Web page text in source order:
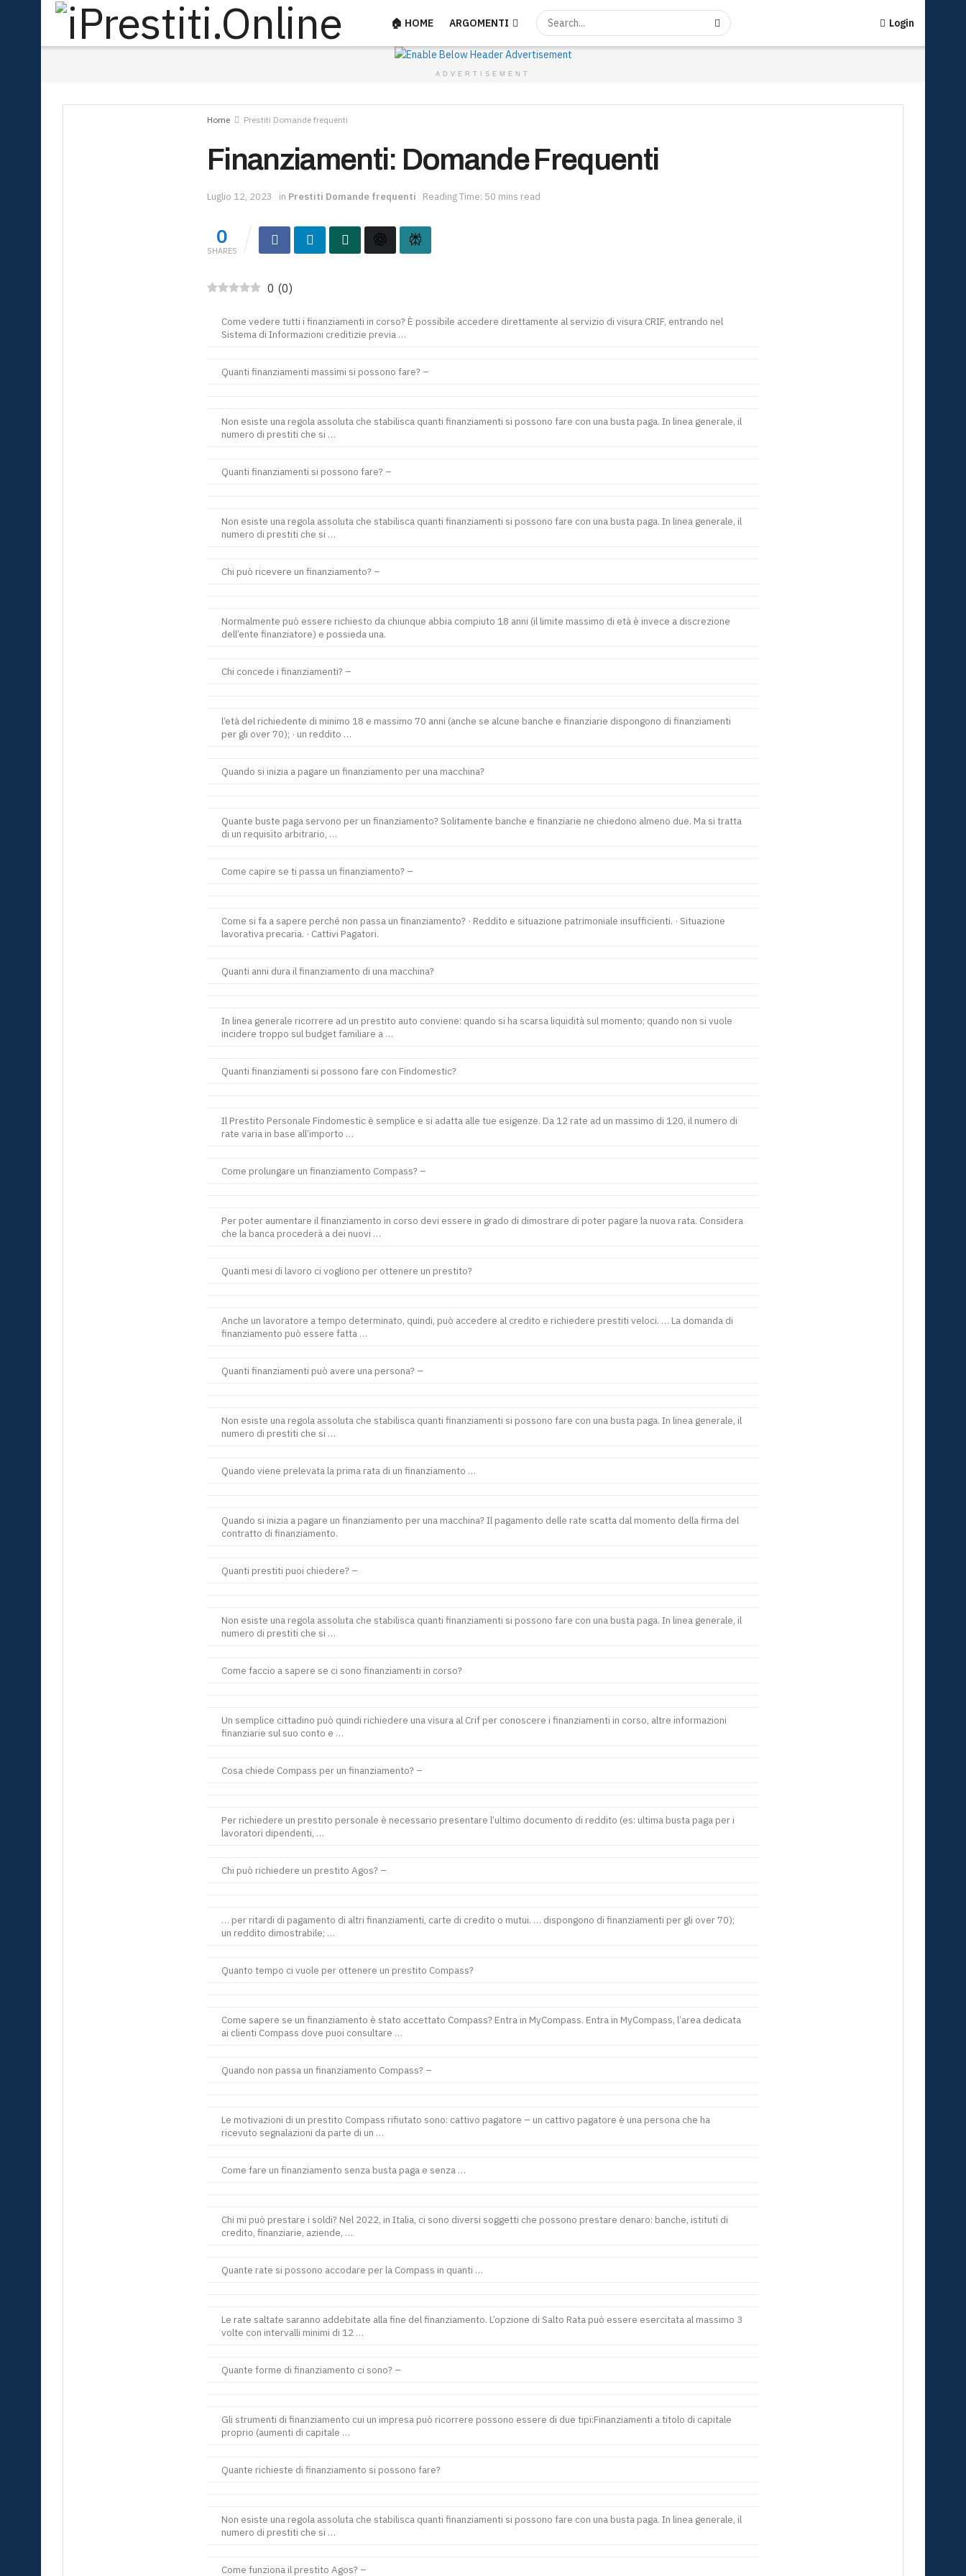
🏠 HOME ARGOMENTI Login
ADVERTISEMENT
Home Prestiti Domande frequenti
Finanziamenti: Domande Frequenti
Luglio 12, 2023 in Prestiti Domande frequenti Reading Time: 50 mins read
0
SHARES
0 (0)
Come vedere tutti i finanziamenti in corso? È possibile accedere direttamente al servizio di visura CRIF, entrando nel
Sistema di Informazioni creditizie previa …
Quanti finanziamenti massimi si possono fare? –
Non esiste una regola assoluta che stabilisca quanti finanziamenti si possono fare con una busta paga. In linea generale, il
numero di prestiti che si …
Quanti finanziamenti si possono fare? –
Non esiste una regola assoluta che stabilisca quanti finanziamenti si possono fare con una busta paga. In linea generale, il
numero di prestiti che si …
Chi può ricevere un finanziamento? –
Normalmente può essere richiesto da chiunque abbia compiuto 18 anni (il limite massimo di età è invece a discrezione
dell’ente finanziatore) e possieda una.
Chi concede i finanziamenti? –
l’età del richiedente di minimo 18 e massimo 70 anni (anche se alcune banche e finanziarie dispongono di finanziamenti
per gli over 70); · un reddito …
Quando si inizia a pagare un finanziamento per una macchina?
Quante buste paga servono per un finanziamento? Solitamente banche e finanziarie ne chiedono almeno due. Ma si tratta
di un requisito arbitrario, …
Come capire se ti passa un finanziamento? –
Come si fa a sapere perché non passa un finanziamento? · Reddito e situazione patrimoniale insufficienti. · Situazione
lavorativa precaria. · Cattivi Pagatori.
Quanti anni dura il finanziamento di una macchina?
In linea generale ricorrere ad un prestito auto conviene: quando si ha scarsa liquidità sul momento; quando non si vuole
incidere troppo sul budget familiare a …
Quanti finanziamenti si possono fare con Findomestic?
Il Prestito Personale Findomestic è semplice e si adatta alle tue esigenze. Da 12 rate ad un massimo di 120, il numero di
rate varia in base all’importo …
Come prolungare un finanziamento Compass? –
Per poter aumentare il finanziamento in corso devi essere in grado di dimostrare di poter pagare la nuova rata. Considera
che la banca procederà a dei nuovi …
Quanti mesi di lavoro ci vogliono per ottenere un prestito?
Anche un lavoratore a tempo determinato, quindi, può accedere al credito e richiedere prestiti veloci. … La domanda di
finanziamento può essere fatta …
Quanti finanziamenti può avere una persona? –
Non esiste una regola assoluta che stabilisca quanti finanziamenti si possono fare con una busta paga. In linea generale, il
numero di prestiti che si …
Quando viene prelevata la prima rata di un finanziamento …
Quando si inizia a pagare un finanziamento per una macchina? Il pagamento delle rate scatta dal momento della firma del
contratto di finanziamento.
Quanti prestiti puoi chiedere? –
Non esiste una regola assoluta che stabilisca quanti finanziamenti si possono fare con una busta paga. In linea generale, il
numero di prestiti che si …
Come faccio a sapere se ci sono finanziamenti in corso?
Un semplice cittadino può quindi richiedere una visura al Crif per conoscere i finanziamenti in corso, altre informazioni
finanziarie sul suo conto e …
Cosa chiede Compass per un finanziamento? –
Per richiedere un prestito personale è necessario presentare l’ultimo documento di reddito (es: ultima busta paga per i
lavoratori dipendenti, …
Chi può richiedere un prestito Agos? –
… per ritardi di pagamento di altri finanziamenti, carte di credito o mutui. … dispongono di finanziamenti per gli over 70);
un reddito dimostrabile; …
Quanto tempo ci vuole per ottenere un prestito Compass?
Come sapere se un finanziamento è stato accettato Compass? Entra in MyCompass. Entra in MyCompass, l’area dedicata
ai clienti Compass dove puoi consultare …
Quando non passa un finanziamento Compass? –
Le motivazioni di un prestito Compass rifiutato sono: cattivo pagatore – un cattivo pagatore è una persona che ha
ricevuto segnalazioni da parte di un …
Come fare un finanziamento senza busta paga e senza …
Chi mi può prestare i soldi? Nel 2022, in Italia, ci sono diversi soggetti che possono prestare denaro: banche, istituti di
credito, finanziarie, aziende, …
Quante rate si possono accodare per la Compass in quanti …
Le rate saltate saranno addebitate alla fine del finanziamento. L’opzione di Salto Rata può essere esercitata al massimo 3
volte con intervalli minimi di 12 …
Quante forme di finanziamento ci sono? –
Gli strumenti di finanziamento cui un impresa può ricorrere possono essere di due tipi:Finanziamenti a titolo di capitale
proprio (aumenti di capitale …
Quante richieste di finanziamento si possono fare?
Non esiste una regola assoluta che stabilisca quanti finanziamenti si possono fare con una busta paga. In linea generale, il
numero di prestiti che si …
Come funziona il prestito Agos? –